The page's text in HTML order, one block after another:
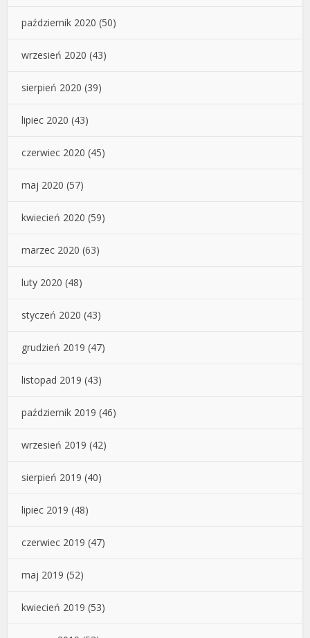
październik 2020 (50)
wrzesień 2020 (43)
sierpień 2020 (39)
lipiec 2020 (43)
czerwiec 2020 (45)
maj 2020 (57)
kwiecień 2020 (59)
marzec 2020 (63)
luty 2020 (48)
styczeń 2020 (43)
grudzień 2019 (47)
listopad 2019 (43)
październik 2019 (46)
wrzesień 2019 (42)
sierpień 2019 (40)
lipiec 2019 (48)
czerwiec 2019 (47)
maj 2019 (52)
kwiecień 2019 (53)